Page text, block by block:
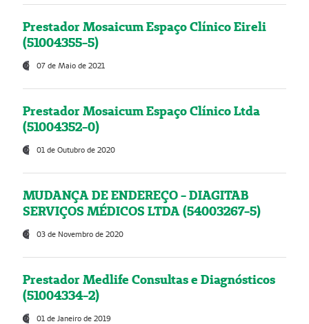
Prestador Mosaicum Espaço Clínico Eireli
(51004355-5)
07 de Maio de 2021
Prestador Mosaicum Espaço Clínico Ltda
(51004352-0)
01 de Outubro de 2020
MUDANÇA DE ENDEREÇO - DIAGITAB
SERVIÇOS MÉDICOS LTDA (54003267-5)
03 de Novembro de 2020
Prestador Medlife Consultas e Diagnósticos
(51004334-2)
01 de Janeiro de 2019